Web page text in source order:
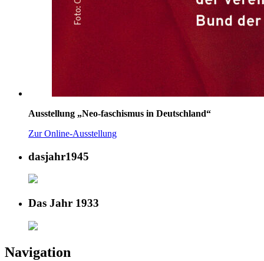
Ausstellung „Neo-faschismus in Deutschland“
Zur Online-Ausstellung
dasjahr1945
Das Jahr 1933
Navigation